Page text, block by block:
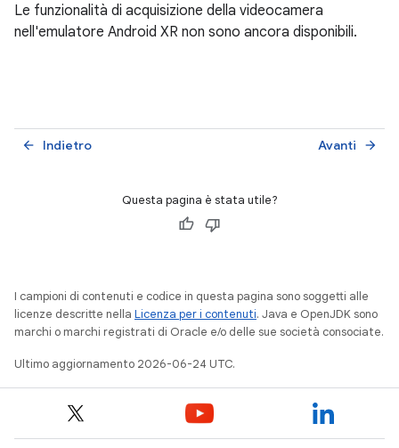
Le funzionalità di acquisizione della videocamera
nell'emulatore Android XR non sono ancora disponibili.
Indietro
arrow_back Avanti arrow_forward
Questa pagina è stata utile?
I campioni di contenuti e codice in questa pagina sono soggetti alle
licenze descritte nella Licenza per i contenuti. Java e OpenJDK sono
marchi o marchi registrati di Oracle e/o delle sue società consociate.
Ultimo aggiornamento 2026-06-24 UTC.